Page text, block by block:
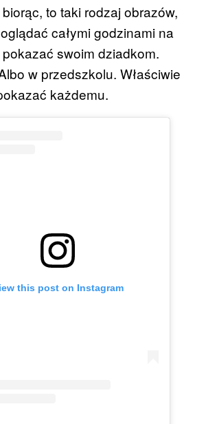
to taki rodzaj obrazów,
całymi godzinami na
swoim dziadkom.
w przedszkolu. Właściwie
każdemu.
this post on Instagram